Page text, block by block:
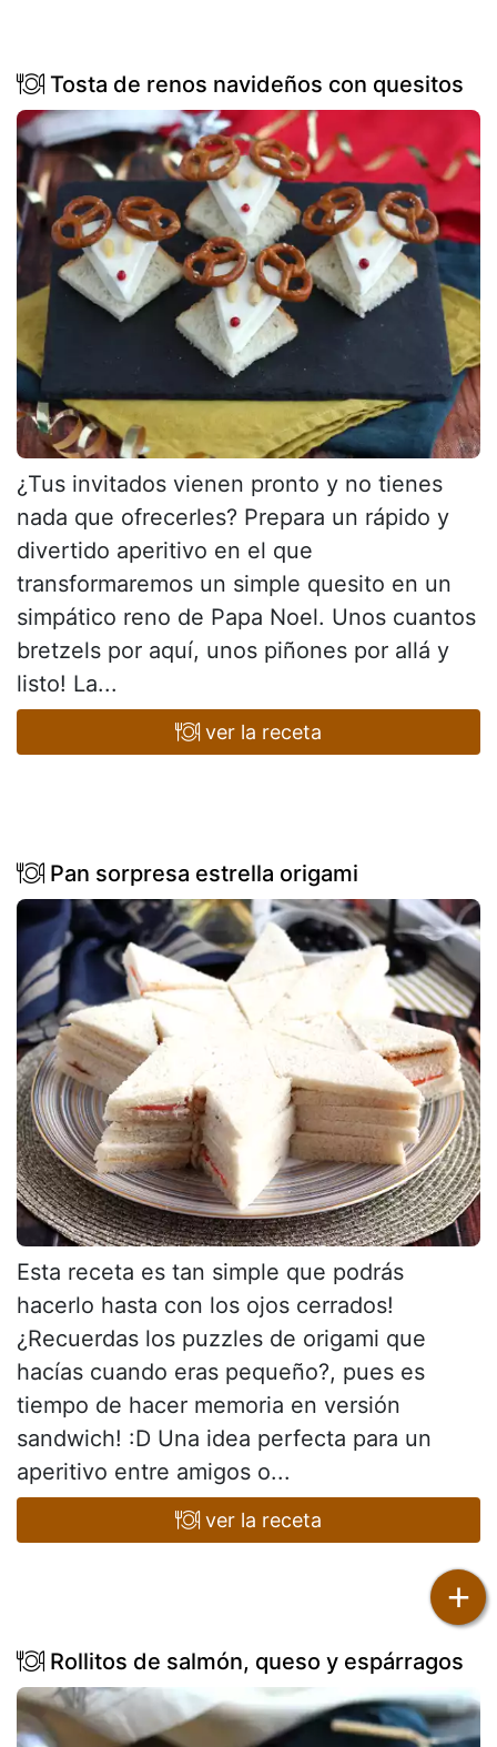
Tosta de renos navideños con quesitos
¿Tus invitados vienen pronto y no tienes
nada que ofrecerles? Prepara un rápido y
divertido aperitivo en el que
transformaremos un simple quesito en un
simpático reno de Papa Noel. Unos cuantos
bretzels por aquí, unos piñones por allá y
listo! La...
ver la receta
Pan sorpresa estrella origami
Esta receta es tan simple que podrás
hacerlo hasta con los ojos cerrados!
¿Recuerdas los puzzles de origami que
hacías cuando eras pequeño?, pues es
tiempo de hacer memoria en versión
sandwich! :D Una idea perfecta para un
aperitivo entre amigos o...
ver la receta
Rollitos de salmón, queso y espárragos
+